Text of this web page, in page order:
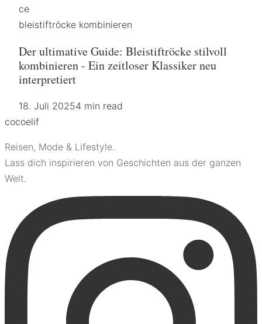
ce
bleistiftröcke kombinieren
Der ultimative Guide: Bleistiftröcke stilvoll
kombinieren - Ein zeitloser Klassiker neu
interpretiert
18. Juli 20254 min read
cocoelif
Reisen, Mode & Lifestyle.
Lass dich inspirieren von Geschichten aus der ganzen
Welt.